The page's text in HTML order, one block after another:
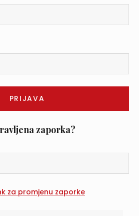
zaporka?